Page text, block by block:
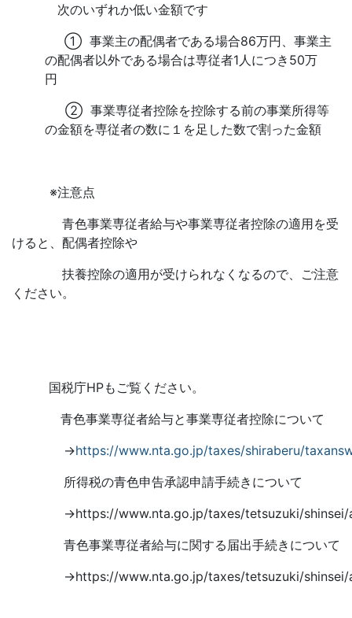
次のいずれか低い金額です
① 事業主の配偶者である場合86万円、事業主
の配偶者以外である場合は専従者1 人につき 50万
円
② 事業専従者控除を控除する前の事業所得等
の金額を専従者の数に１を足した数で割った金額
※注意点
青色事業専従者給与や事業専従者控除の適用を受
けると、配偶者控除や
扶養控除の適用が受けられなくなるので、ご注意
ください。
国税庁HPもご覧ください。
青色事業専従者給与と事業専従者控除について
→https://www.nta.go.jp/taxes/shiraberu/
所得税の青色申告承認申請手続きについて
→https://www.nta.go.jp/taxes/tetsuzuki/
青色事業専従者給与に関する届出手続きについて
→https://www.nta.go.jp/taxes/tetsuzuki/shinsei/